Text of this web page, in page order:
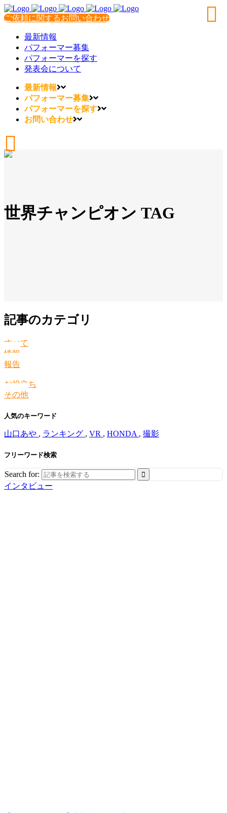
ご依頼に関するお問い合わせ
最新情報
パフォーマー募集
パフォーマーを探す
発表会について
最新情報
パフォーマー募集
パフォーマーを探す
お問い合わせ
世界チャンピオン TAG
記事のカテゴリ
すべて
情報
報告
お役立ち
その他
人気のキーワード
山口あや , ランキング , VR , HONDA , 撮影
フリーワード検索
Search for:
インタビュー